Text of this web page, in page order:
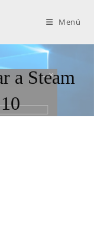
Menú
a Steam